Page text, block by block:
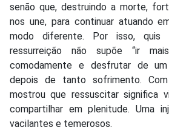
senão que, destruindo a morte,
nos une, para continuar atuando
modo diferente. Por isso,
ressurreição não supõe “ir
comodamente e desfrutar de
depois de tanto sofrimento.
mostrou que ressuscitar significa
compartilhar em plenitude. Uma
vacilantes e temerosos.